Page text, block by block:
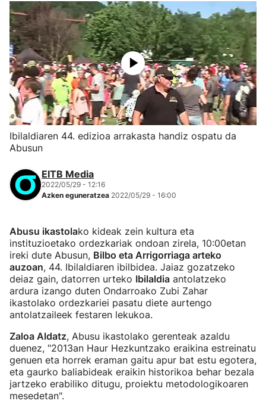
Ibilaldiaren 44. edizioa arrakasta handiz ospatu da
Abusun
EITB Media
2022/05/29 - 12:16
Azken eguneratzea 2022/05/29 - 16:00
Abusu ikastolako kideak zein kultura eta
instituzioetako ordezkariak ondoan zirela, 10:00etan
ireki dute Abusun, Bilbo eta Arrigorriaga arteko
auzoan, 44. Ibilaldiaren ibilbidea. Jaiaz gozatzeko
deiaz gain, datorren urteko Ibilaldia antolatzeko
ardura izango duten Ondarroako Zubi Zahar
ikastolako ordezkariei pasatu diete aurtengo
antolatzaileek festaren lekukoa.
Zaloa Aldatz, Abusu ikastolako gerenteak azaldu
duenez, "2013an Haur Hezkuntzako eraikina estreinatu
genuen eta horrek eraman gaitu apur bat estu egotera,
eta gaurko baliabideak eraikin historikoa behar bezala
jartzeko erabiliko ditugu, proiektu metodologikoaren
mesedetan".